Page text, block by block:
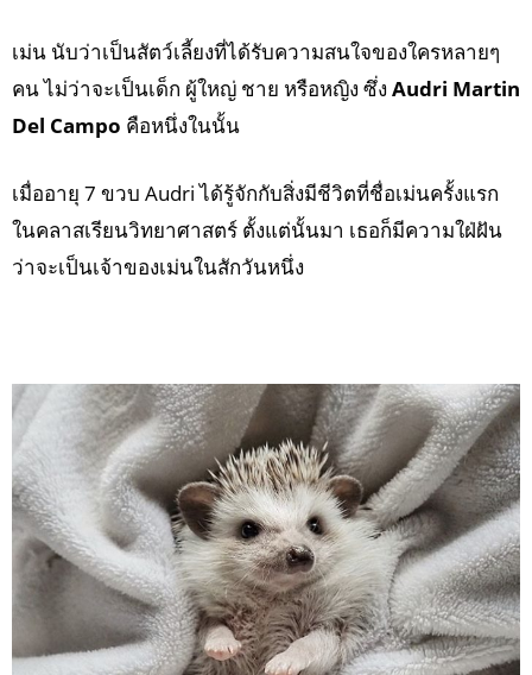
เม่น นับว่าเป็นสัตว์เลี้ยงที่ได้รับความสนใจของใครหลายๆ
คน ไม่ว่าจะเป็นเด็ก ผู้ใหญ่ ชาย หรือหญิง ซึ่ง Audri Martin
Del Campo คือหนึ่งในนั้น
เมื่ออายุ 7 ขวบ Audri ได้รู้จักกับสิ่งมีชีวิตที่ชื่อเม่นครั้งแรก
ในคลาสเรียนวิทยาศาสตร์ ตั้งแต่นั้นมา เธอก็มีความใฝ่ฝัน
ว่าจะเป็นเจ้าของเม่นในสักวันหนึ่ง